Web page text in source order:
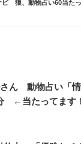
ビ 狼、 動物占い60当た
ん 動物占い「情
←当たってます！